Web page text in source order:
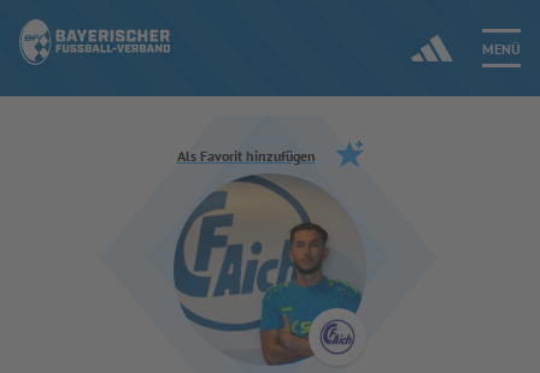
MENÜ
Jetzt einloggen
ERGEBNISSE & WETTBEWERBE
SPIELBETRIEB & VERBANDSLEBEN
Als Favorit hinzufügen